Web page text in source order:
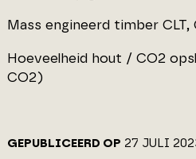
Mass engineerd timber CLT,
Hoeveelheid hout / CO2
CO2)
GEPUBLICEERD OP 27 JULI